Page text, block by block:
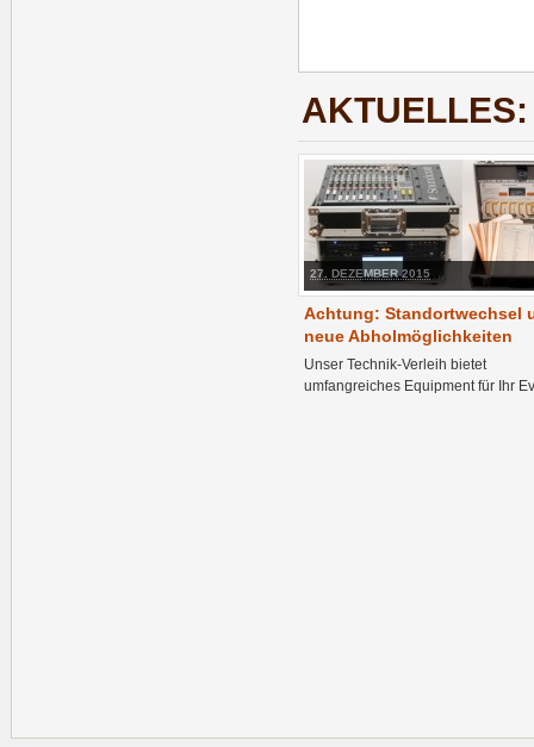
AKTUELLES:
27. DEZEMBER 2015
Achtung: Standortwechsel
neue Abholmöglichkeiten
Unser Technik-Verleih bietet
umfangreiches Equipment für Ihr